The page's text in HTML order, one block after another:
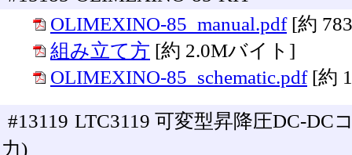
OLIMEXINO-85_manual.pdf [約
組み立て方 [約 2.0Mバイト]
OLIMEXINO-85_schematic.pdf [約
#13119 LTC3119 可変型昇降圧DC-DC
力)